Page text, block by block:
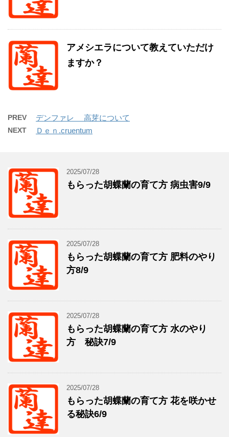
アメシエラについて教えていただけ
ますか？
PREV デンファレ 高芽について
NEXT Ｄｅｎ.cruentum
2025/07/28
もらった胡蝶蘭の育て方 病虫害9/9
2025/07/28
もらった胡蝶蘭の育て方 肥料のやり
方8/9
2025/07/28
もらった胡蝶蘭の育て方 水のやり
方 秘訣7/9
2025/07/28
もらった胡蝶蘭の育て方 花を咲かせ
る秘訣6/9